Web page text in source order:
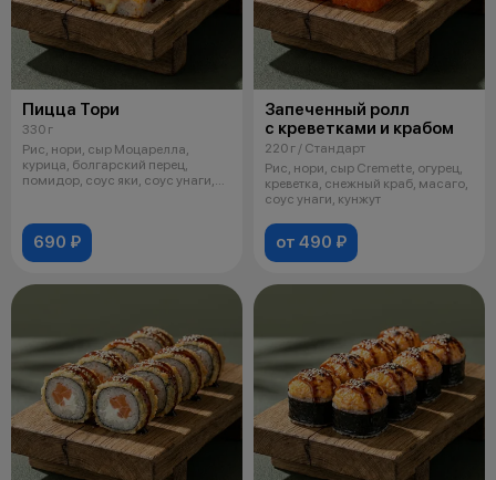
Пицца Тори
330 г
Рис, нори, сыр Моцарелла,
курица, болгарский перец,
помидор, соус яки, соус унаги,
690 ₽
Запеченный ролл
с креветками и крабом
220 г / Стандарт
Рис, нори, сыр Cremette, огурец,
креветка, снежный краб, масаго,
соус унаги, кунжут
от 490 ₽